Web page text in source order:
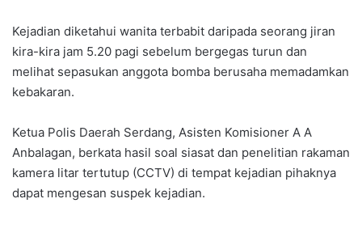
Kejadian diketahui wanita terbabit daripada seorang jiran
kira-kira jam 5.20 pagi sebelum bergegas turun dan
melihat sepasukan anggota bomba berusaha memadamkan
kebakaran.
Ketua Polis Daerah Serdang, Asisten Komisioner A A
Anbalagan, berkata hasil soal siasat dan penelitian rakaman
kamera litar tertutup (CCTV) di tempat kejadian pihaknya
dapat mengesan suspek kejadian.